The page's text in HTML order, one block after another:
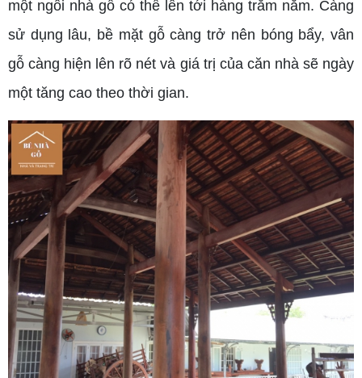
một ngôi nhà gỗ có thể lên tới hàng trăm năm. Càng
sử dụng lâu, bề mặt gỗ càng trở nên bóng bẩy, vân
gỗ càng hiện lên rõ nét và giá trị của căn nhà sẽ ngày
một tăng cao theo thời gian.